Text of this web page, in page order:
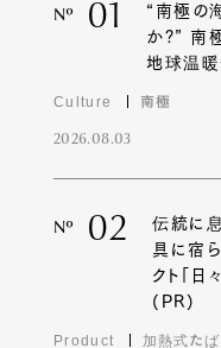
Nº 01
“南極の
か?” 南
地球温
Culture 南極
2026.08.03
Nº 02
伝統に
具に宿
クト「日
(PR)
Product 加熱式たば